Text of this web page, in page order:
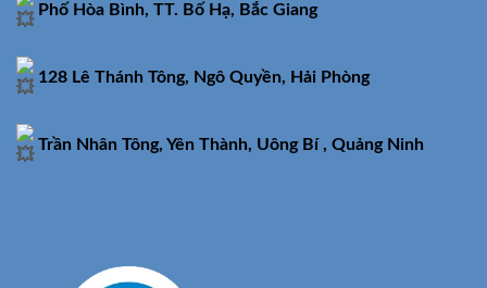
Phố Hòa Bình, TT. Bố Hạ, Bắc Giang
128 Lê Thánh Tông, Ngô Quyền, Hải Phòng
Trần Nhân Tông, Yên Thành, Uông Bí , Quảng Ninh